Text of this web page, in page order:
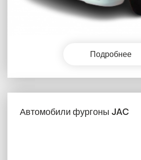
Подробнее
Автомобили фургоны JAC